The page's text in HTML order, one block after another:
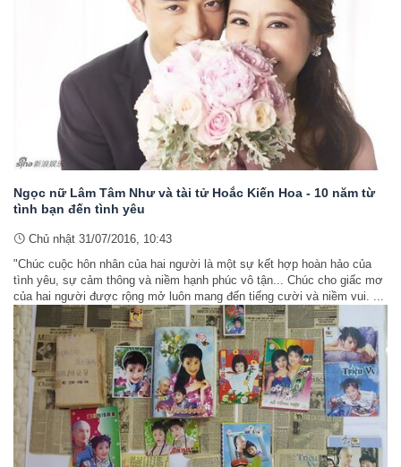
Ngọc nữ Lâm Tâm Như và tài tử Hoắc Kiến Hoa - 10 năm từ
tình bạn đến tình yêu
Chủ nhật 31/07/2016, 10:43
"Chúc cuộc hôn nhân của hai người là một sự kết hợp hoàn hảo của
tình yêu, sự cảm thông và niềm hạnh phúc vô tận... Chúc cho giấc mơ
của hai người được rộng mở luôn mang đến tiếng cười và niềm vui. ...